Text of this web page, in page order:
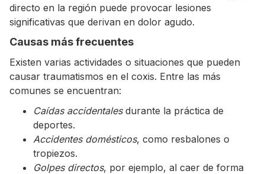
directo en la región puede provocar lesiones
significativas que derivan en dolor agudo.
Causas más frecuentes
Existen varias actividades o situaciones que pueden
causar traumatismos en el coxis. Entre las más
comunes se encuentran:
Caídas accidentalesdurante la práctica de
deportes.
Accidentes domésticos, como resbalones o
tropiezos.
Golpes directos, por ejemplo, al caer de forma